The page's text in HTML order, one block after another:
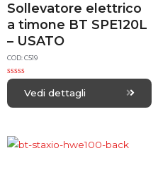
Sollevatore elettrico
a timone BT SPE120L
– USATO
COD: C519
R
e
u
t
Vedi dettagli